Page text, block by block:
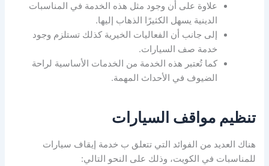
علاوة على أن وجود مثل هذه الخدمة في المناسبات
الدينية يسهل الكثيرًا الذهاب إليها.
إلى جانب أن الفعاليات الخيرية كذلك تستلزم وجود
خدمة صف السيارات.
كما تُعتبر هذه الخدمة من الخدمات الأساسية لراحة
الضيوف في الأحداث المهمة.
تنظيم مواقف السيارات
هناك العديد من الفوائد التي تتعلق ب خدمة إيقاف سيارات
للمناسبات في الكويت، وذلك على النحو التالي: